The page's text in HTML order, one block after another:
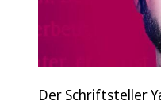
Der Schriftsteller